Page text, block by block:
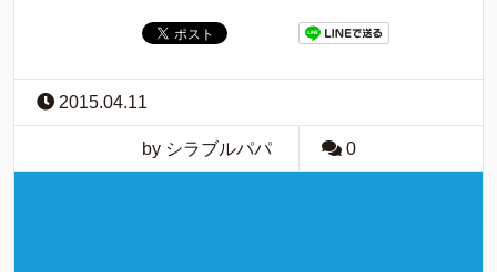
2015.04.11
by シラブルパパ 0